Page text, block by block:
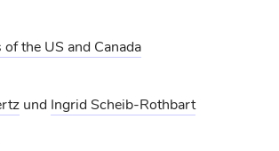
the US and Canada
und Ingrid Scheib-Rothbart